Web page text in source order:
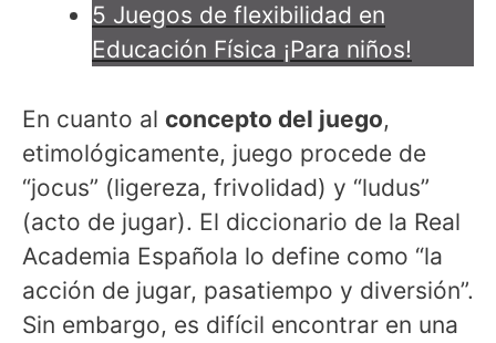
5 Juegos de flexibilidad en
Educación Física ¡Para niños!
En cuanto al concepto del juego,
etimológicamente, juego procede de
“jocus” (ligereza, frivolidad) y “ludus”
(acto de jugar). El diccionario de la Real
Academia Española lo define como “la
acción de jugar, pasatiempo y diversión”.
Sin embargo, es difícil encontrar en una